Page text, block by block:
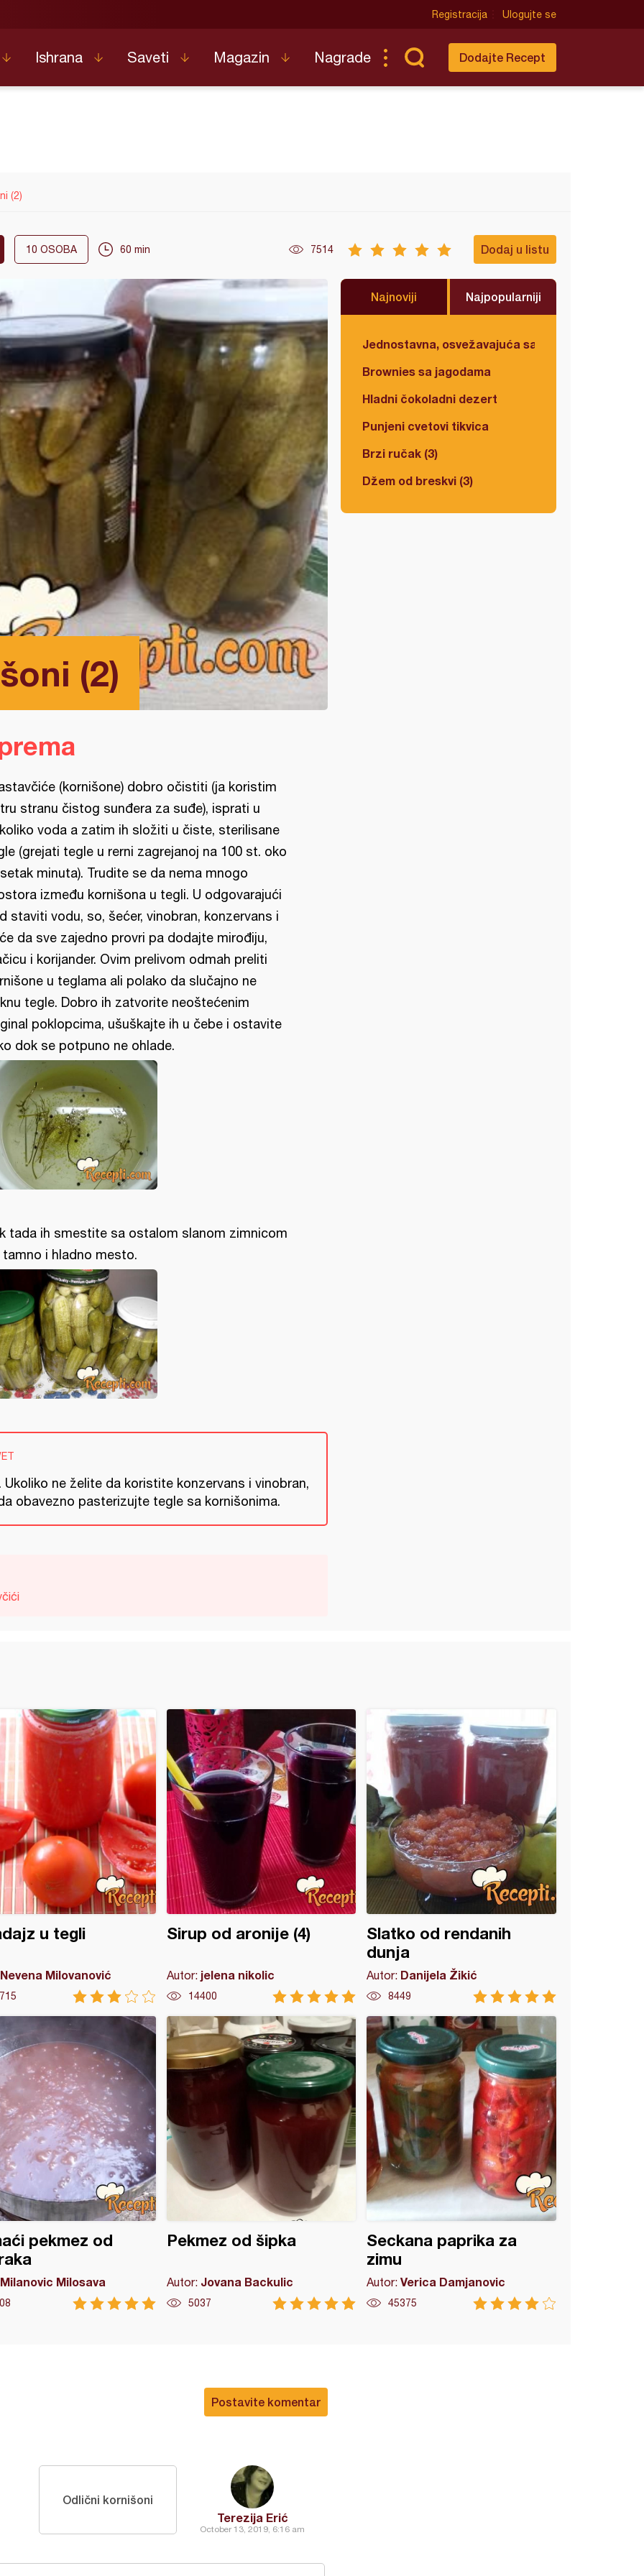
Registracija Ulogujte se
Ishrana Saveti Magazin Nagrade Dodajte Recept
(2)
10 OSOBA 60 min 7514 Dodaj u listu
(2)
Najnoviji Najpopularniji
Jednostavna, osvežavajuća salata
Brownies sa jagodama
Hladni čokoladni dezert
Punjeni cvetovi tikvica
Brzi ručak (3)
Džem od breskvi (3)
(kornišone) dobro očistiti (ja koristim
stranu čistog sunđera za suđe), isprati u
voda a zatim ih složiti u čiste, sterilisane
(grejati tegle u rerni zagrejanoj na 100 st. oko
minuta). Trudite se da nema mnogo
između kornišona u tegli. U odgovarajući
staviti vodu, so, šećer, vinobran, konzervans i
da sve zajedno provri pa dodajte mirođiju,
i korijander. Ovim prelivom odmah preliti
u teglama ali polako da slučajno ne
tegle. Dobro ih zatvorite neoštećenim
poklopcima, ušuškajte ih u čebe i ostavite
dok se potpuno ne ohlade.
tada ih smestite sa ostalom slanom zimnicom
tamno i hladno mesto.
Ukoliko ne želite da koristite konzervans i vinobran,
obavezno pasterizujte tegle sa kornišonima.
u tegli
Nevena Milovanović
Sirup od aronije (4)
Autor: jelena nikolic
14400
Slatko od rendanih
dunja
Autor: Danijela Žikić
8449
pekmez od
Milanovic Milosava
Pekmez od šipka
Autor: Jovana Backulic
5037
Seckana paprika za
zimu
Autor:Verica Damjanovic
45375
Postavite komentar
Terezija Erić
October 13, 2019, 6:16 am
Odlični kornišoni